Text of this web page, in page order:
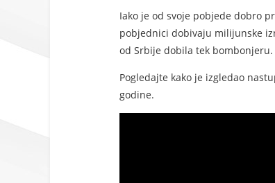
Iako je od svoje pobjede dobro
pobjednici dobivaju milijunske
od Srbije dobila tek bombonjeru.
Pogledajte kako je izgledao
godine.